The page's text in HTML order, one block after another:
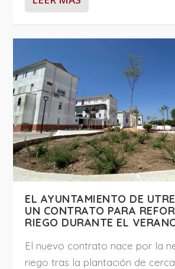
EL AYUNTAMIENTO DE
UN CONTRATO PARA
RIEGO DURANTE EL
El nuevo contrato nace por la
riego tras la plantación de cerca